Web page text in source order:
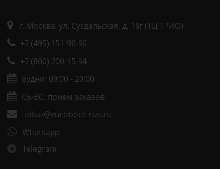
г. Москва. ул. Суздальская, д. 18г (ТЦ ТРИО)
+7 (495) 151-96-96
+7 (800) 200-15-94
Будни: 09:00 - 20:00
СБ-ВС: прием заказов
zakaz@euroboor-rus.ru
Whatsapp
Telegram